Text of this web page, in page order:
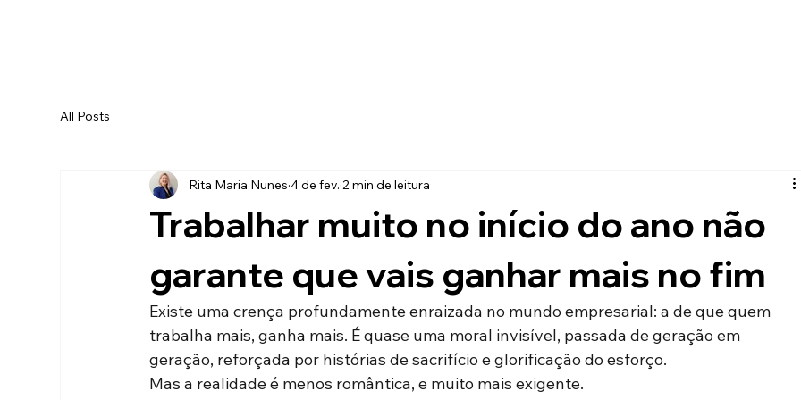
All Posts
Trabalhar muito no início do ano não
garante que vais ganhar mais no fim
Rita Maria Nunes 4 de fev. 2 min de leitura
Existe uma crença profundamente enraizada no mundo empresarial: a de que quem
trabalha mais, ganha mais. É quase uma moral invisível, passada de geração em
geração, reforçada por histórias de sacrifício e glorificação do esforço.
Mas a realidade é menos romântica, e muito mais exigente.